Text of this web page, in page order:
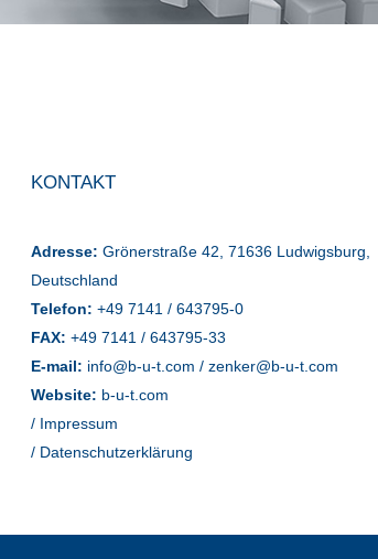
KONTAKT
Adresse: Grönerstraße 42, 71636 Ludwigsburg,
Deutschland
Telefon: +49 7141 / 643795-0
FAX: +49 7141 / 643795-33
E-mail: info@b-u-t.com / zenker@b-u-t.com
Website: b-u-t.com
/ Impressum
/ Datenschutzerklärung